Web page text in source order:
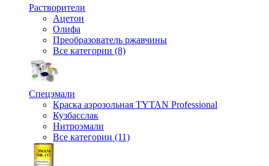
Растворители
Ацетон
Олифа
Преобразователь ржавчины
Все категории (8)
Спецэмали
Краска аэрозольная TYTAN Professional
Кузбасслак
Нитроэмали
Все категории (11)